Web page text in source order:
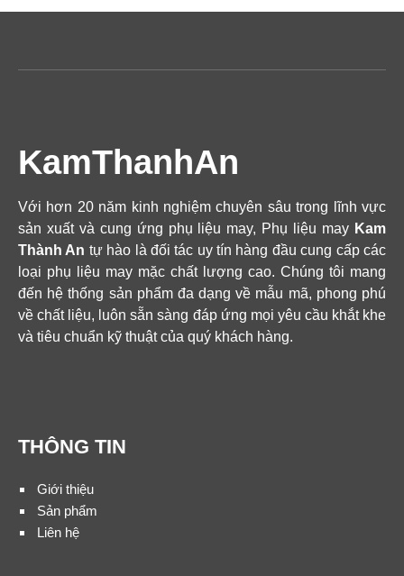
KamThanhAn
Với hơn 20 năm kinh nghiệm chuyên sâu trong lĩnh vực
sản xuất và cung ứng phụ liệu may, Phụ liệu may Kam
Thành An tự hào là đối tác uy tín hàng đầu cung cấp các
loại phụ liệu may mặc chất lượng cao. Chúng tôi mang
đến hệ thống sản phẩm đa dạng về mẫu mã, phong phú
về chất liệu, luôn sẵn sàng đáp ứng mọi yêu cầu khắt khe
và tiêu chuẩn kỹ thuật của quý khách hàng.
THÔNG TIN
Giới thiệu
Sản phẩm
Liên hệ